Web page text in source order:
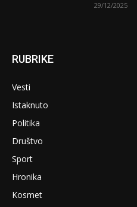
29/12/2025
RUBRIKE
Vesti
Istaknuto
Politika
Društvo
Sport
Hronika
Kosmet